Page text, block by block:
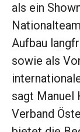
als ein
Aufbau
sowie als
sagt Manuel
Verband